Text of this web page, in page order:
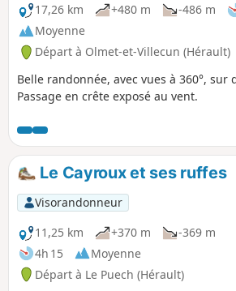
17,26 km
+480 m -486 m
Moyenne
Départ à Olmet-et-Villecun (Hérault)
Belle randonnée, avec vues à 360°, sur
Passage en crête exposé au vent.
Le Cayroux et ses ruffes
Visorandonneur
11,25 km
+370 m
-369 m
4h 15
Moyenne
Départ à Le Puech (Hérault)